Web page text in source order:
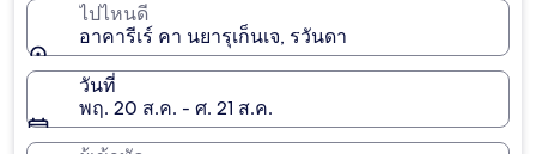
ไปไหนดี
อาคารีเร์ คา นยารุเก็นเจ, รวันดา
วันที่
พฤ. 20 ส.ค. - ศ. 21 ส.ค.